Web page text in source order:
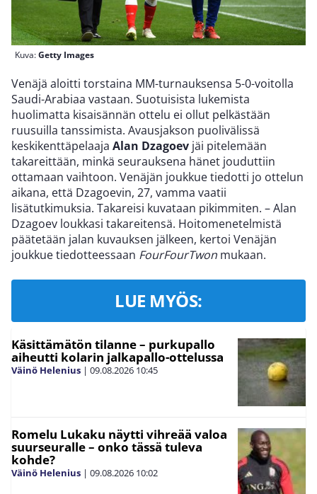
Kuva:Getty Images
Venäjä aloitti torstaina MM-turnauksensa 5-0-voitolla
Saudi-Arabiaa vastaan. Suotuisista lukemista
huolimatta kisaisännän ottelu ei ollut pelkästään
ruusuilla tanssimista. Avausjakson puolivälissä
keskikenttäpelaaja Alan Dzagoev jäi pitelemään
takareittään, minkä seurauksena hänet jouduttiin
ottamaan vaihtoon. Venäjän joukkue tiedotti jo ottelun
aikana, että Dzagoevin, 27, vamma vaatii
lisätutkimuksia. Takareisi kuvataan pikimmiten. – Alan
Dzagoev loukkasi takareitensä. Hoitomenetelmistä
päätetään jalan kuvauksen jälkeen, kertoi Venäjän
joukkue tiedotteessaan FourFourTwon mukaan.
LUE MYÖS:
Käsittämätön tilanne – purkupallo
aiheutti kolarin jalkapallo-ottelussa
Väinö Helenius | 09.08.2026 10:45
Romelu Lukaku näytti vihreää valoa
suurseuralle – onko tässä tuleva
kohde?
Väinö Helenius | 09.08.2026 10:02